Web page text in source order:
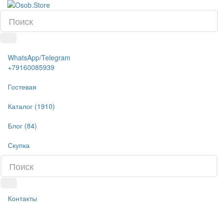
WhatsApp/Telegram
+79160085939
Гостевая
Каталог (1910)
Блог (84)
Скупка
Контакты